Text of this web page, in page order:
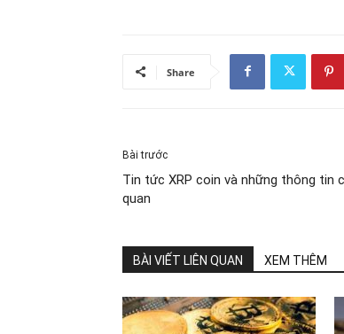
Share
Bài trước
Tin tức XRP coin và những thông tin
quan
BÀI VIẾT LIÊN QUAN XEM THÊM